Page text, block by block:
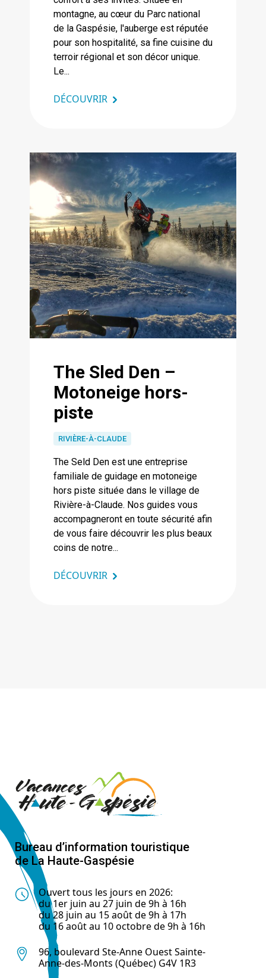
montagne, au cœur du Parc national
de la Gaspésie, l'auberge est réputée
pour son hospitalité, sa fine cuisine du
terroir régional et son décor unique.
Le...
DÉCOUVRIR
The Sled Den –
Motoneige hors-
piste
RIVIÈRE-À-CLAUDE
The Seld Den est une entreprise
familiale de guidage en motoneige
hors piste située dans le village de
Rivière-à-Claude. Nos guides vous
accompagneront en toute sécurité afin
de vous faire découvrir les plus beaux
coins de notre...
DÉCOUVRIR
Bureau d’information touristique
de La Haute-Gaspésie
Ouvert tous les jours en 2026:
du 1er juin au 27 juin de 9h à 16h
du 28 juin au 15 août de 9h à 17h
du 16 août au 10 octobre de 9h à 16h
96, boulevard Ste-Anne Ouest Sainte-
Anne-des-Monts (Québec) G4V 1R3